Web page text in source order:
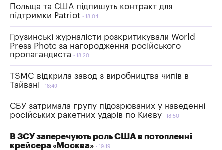
Польща та США підпишуть контракт для
підтримки Patriot
18:04
Грузинські журналісти розкритикували World
Press Photo за нагородження російського
пропагандиста
18:20
TSMC відкрила завод з виробництва чипів в
Тайвані
18:40
СБУ затримала групу підозрюваних у наведенні
російських ракетних ударів по Києву
18:50
В ЗСУ заперечують роль США в потопленні
крейсера «Москва»
19:19